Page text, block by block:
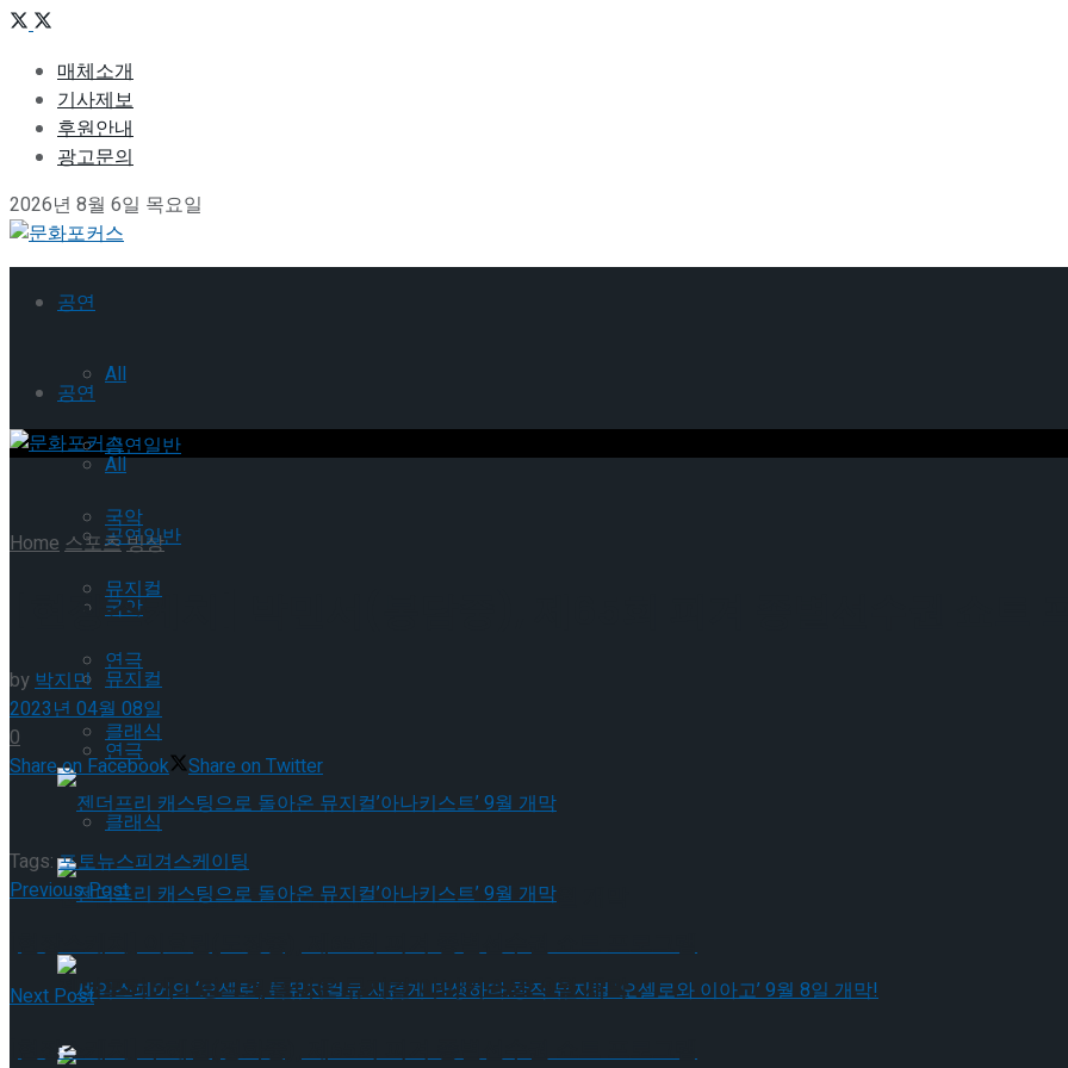
매체소개
기사제보
후원안내
광고문의
2026년 8월 6일 목요일
공연
All
공연일반
국악
뮤지컬
연극
클래식
젠더프리 캐스팅으로 돌아온 뮤지컬’아나키스트’ 9월 개막
공연
All
공연일반
국악
뮤지컬
연극
클래식
젠더프리 캐스팅으로 돌아온 뮤지컬’아나키스트’ 9월 개막
Home스포츠빙상
[현장스케치] 박민서(봉담중), 제65회 피겨 종별선수권 쇼트
by박지민
2023년 04월 08일
0
Share on Facebook
Share on Twitter
Tags: 포토뉴스피겨스케이팅
Previous Post
Next Post
[현장스케치] 주혜원(정화중), 제65회 피겨 종별선수권 쇼트 프로그램